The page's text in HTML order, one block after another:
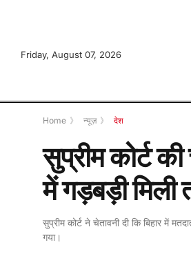
Friday, August 07, 2026
Home 》 न्यूज़ 》 देश
सुप्रीम कोर्ट
में गड़बड़ी मिली
सुप्रीम कोर्ट ने चेतावनी दी कि बिहार में
गया।